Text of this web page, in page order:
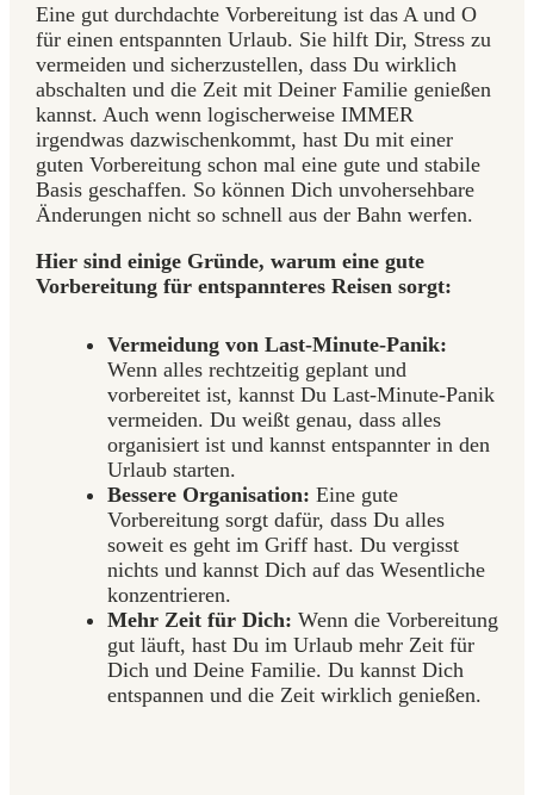
Eine gut durchdachte Vorbereitung ist das A und O
für einen entspannten Urlaub. Sie hilft Dir, Stress zu
vermeiden und sicherzustellen, dass Du wirklich
abschalten und die Zeit mit Deiner Familie genießen
kannst. Auch wenn logischerweise IMMER
irgendwas dazwischenkommt, hast Du mit einer
guten Vorbereitung schon mal eine gute und stabile
Basis geschaffen. So können Dich unvohersehbare
Änderungen nicht so schnell aus der Bahn werfen.
Hier sind einige Gründe, warum eine gute
Vorbereitung für entspannteres Reisen sorgt:
Vermeidung von Last-Minute-Panik:
Wenn alles rechtzeitig geplant und
vorbereitet ist, kannst Du Last-Minute-Panik
vermeiden. Du weißt genau, dass alles
organisiert ist und kannst entspannter in den
Urlaub starten.
Bessere Organisation: Eine gute
Vorbereitung sorgt dafür, dass Du alles
soweit es geht im Griff hast. Du vergisst
nichts und kannst Dich auf das Wesentliche
konzentrieren.
Mehr Zeit für Dich: Wenn die Vorbereitung
gut läuft, hast Du im Urlaub mehr Zeit für
Dich und Deine Familie. Du kannst Dich
entspannen und die Zeit wirklich genießen.